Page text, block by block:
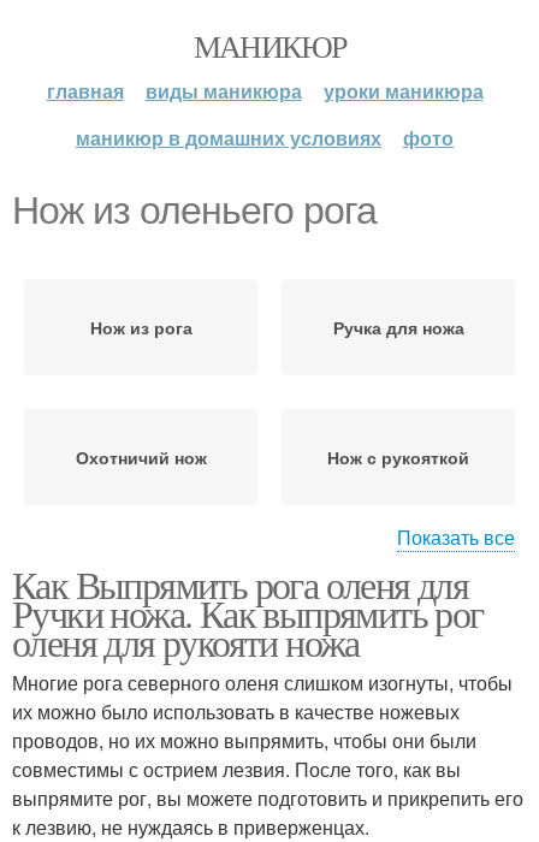
МАНИКЮР
главная виды маникюра
уроки маникюра
маникюр в домашних условиях
фото
Нож из оленьего рога
Нож из рога Ручка для ножа
Охотничий нож Нож с рукояткой
Нож из быстрореза
Показать все
Как Выпрямить рога оленя для
Ручки ножа. Как выпрямить рог
оленя для рукояти ножа
Многие рога северного оленя слишком изогнуты, чтобы
их можно было использовать в качестве ножевых
проводов, но их можно выпрямить, чтобы они были
совместимы с острием лезвия. После того, как вы
выпрямите рог, вы можете подготовить и прикрепить его
к лезвию, не нуждаясь в приверженцах.